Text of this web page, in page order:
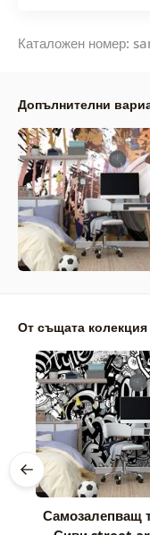
Каталожен номер:
Допълнителни
От същата колекция
Самозалепващ